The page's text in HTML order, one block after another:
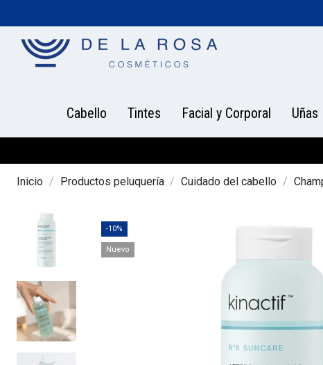
Cabello Tintes Facial y Corporal Uñas
Inicio Productos peluquería Cuidado del cabello
-10%
Nuevo